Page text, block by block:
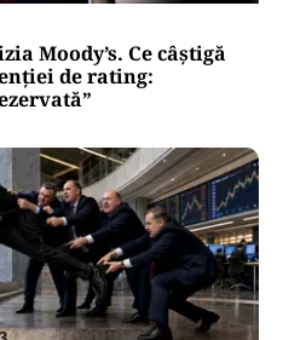
Moody’s. Ce câștigă
de rating: